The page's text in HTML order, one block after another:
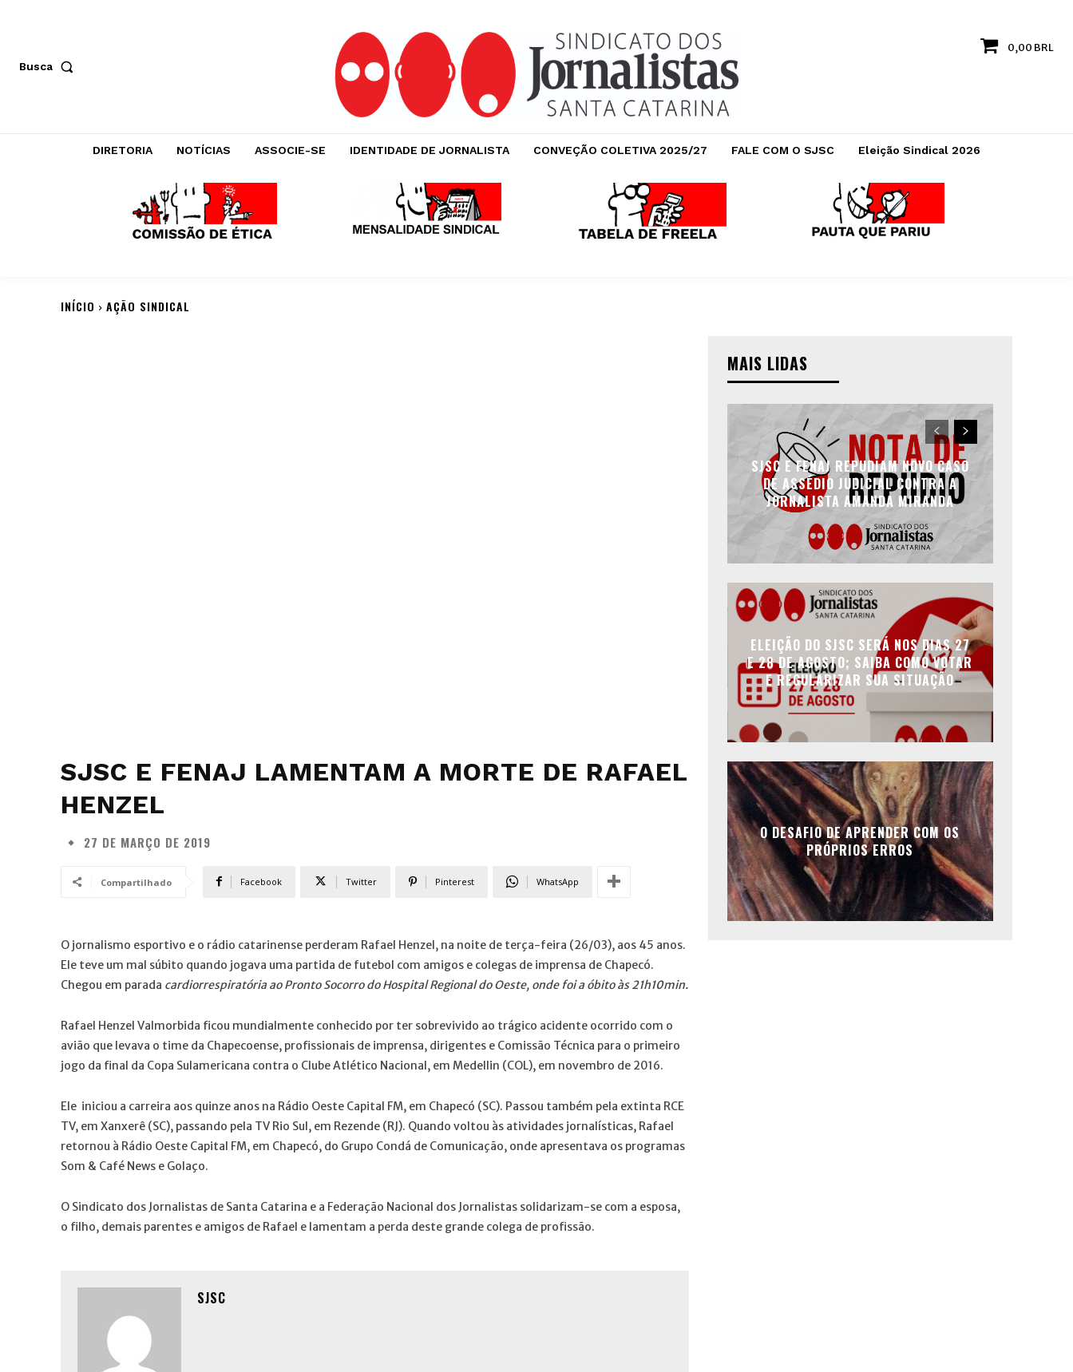
Busca
0,00 BRL
DIRETORIA NOTÍCIAS ASSOCIE-SE IDENTIDADE DE JORNALISTA CONVEÇÃO COLETIVA 2025/27 FALE COM O SJSC Eleição Sindical 2026
INÍCIO AÇÃO SINDICAL
SJSC E FENAJ LAMENTAM A MORTE DE RAFAEL
HENZEL
27 DE MARÇO DE 2019
Compartilhado Facebook Twitter Pinterest WhatsApp
O jornalismo esportivo e o rádio catarinense perderam Rafael Henzel, na noite de terça-feira (26/03), aos 45 anos.
Ele teve um mal súbito quando jogava uma partida de futebol com amigos e colegas de imprensa de Chapecó.
Chegou em parada cardiorrespiratória ao Pronto Socorro do Hospital Regional do Oeste, onde foi a óbito às 21h10min.
Rafael Henzel Valmorbida ficou mundialmente conhecido por ter sobrevivido ao trágico acidente ocorrido com o
avião que levava o time da Chapecoense, profissionais de imprensa, dirigentes e Comissão Técnica para o primeiro
jogo da final da Copa Sulamericana contra o Clube Atlético Nacional, em Medellin (COL), em novembro de 2016.
Ele iniciou a carreira aos quinze anos na Rádio Oeste Capital FM, em Chapecó (SC). Passou também pela extinta RCE
TV, em Xanxerê (SC), passando pela TV Rio Sul, em Rezende (RJ). Quando voltou às atividades jornalísticas, Rafael
retornou à Rádio Oeste Capital FM, em Chapecó, do Grupo Condá de Comunicação, onde apresentava os programas
Som & Café News e Golaço.
O Sindicato dos Jornalistas de Santa Catarina e a Federação Nacional dos Jornalistas solidarizam-se com a esposa,
o filho, demais parentes e amigos de Rafael e lamentam a perda deste grande colega de profissão.
SJSC
MAIS LIDAS
SJSC E FENAJ REPUDIAM NOVO CASO
DE ASSÉDIO JUDICIAL CONTRA A
JORNALISTA AMANDA MIRANDA
ELEIÇÃO DO SJSC SERÁ NOS DIAS 27
E 28 DE AGOSTO; SAIBA COMO VOTAR
E REGULARIZAR SUA SITUAÇÃO
O DESAFIO DE APRENDER COM OS
PRÓPRIOS ERROS